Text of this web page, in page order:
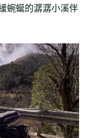
蜿蜒的潺潺小溪伴